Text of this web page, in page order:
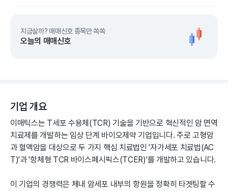
지금살까? 매매신호 종목만 쏙쏙
오늘의 매매신호
기업 개요
이매틱스는 T세포 수용체(TCR) 기술을 기반으로 혁신적인 암 면역
치료제를 개발하는 임상 단계 바이오제약 기업입니다. 주로 고형암
과 혈액암을 대상으로 두 가지 핵심 치료법인 '자가세포 치료법(AC
T)'과 '항체형 TCR 바이스페시픽스(TCER)'를 개발하고 있습니다.
이 기업의 경쟁력은 체내 암세포 내부의 항원을 정확히 타겟팅할 수